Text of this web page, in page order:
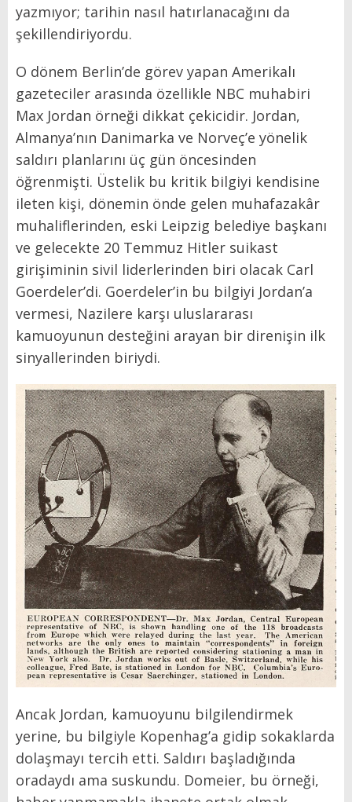
yazmıyor; tarihin nasıl hatırlanacağını da
şekillendiriyordu.
O dönem Berlin’de görev yapan Amerikalı
gazeteciler arasında özellikle NBC muhabiri
Max Jordan örneği dikkat çekicidir. Jordan,
Almanya’nın Danimarka ve Norveç’e yönelik
saldırı planlarını üç gün öncesinden
öğrenmişti. Üstelik bu kritik bilgiyi kendisine
ileten kişi, dönemin önde gelen muhafazakâr
muhaliflerinden, eski Leipzig belediye başkanı
ve gelecekte 20 Temmuz Hitler suikast
girişiminin sivil liderlerinden biri olacak Carl
Goerdeler’di. Goerdeler’in bu bilgiyi Jordan’a
vermesi, Nazilere karşı uluslararası
kamuoyunun desteğini arayan bir direnişin ilk
sinyallerinden biriydi.
Ancak Jordan, kamuoyunu bilgilendirmek
yerine, bu bilgiyle Kopenhag’a gidip sokaklarda
dolaşmayı tercih etti. Saldırı başladığında
oradaydı ama suskundu. Domeier, bu örneği,